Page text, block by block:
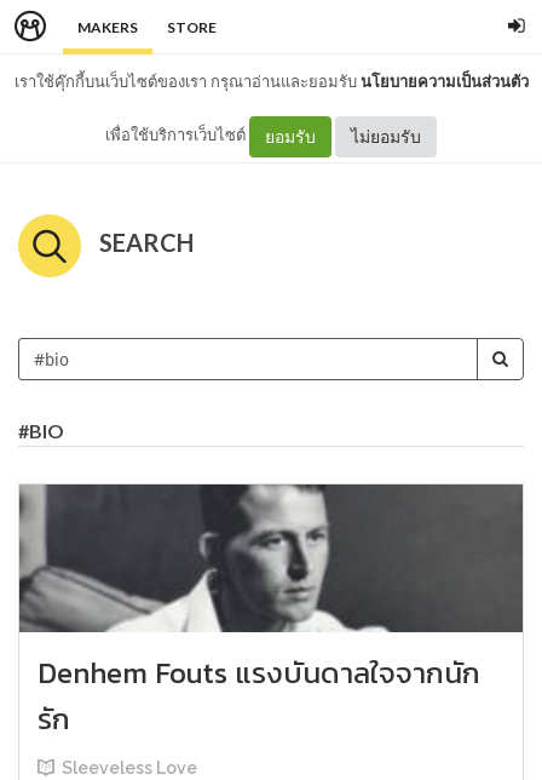
MAKERS STORE
เราใช้คุ๊กกี้บนเว็บไซต์ของเรา กรุณาอ่านและยอมรับนโยบายความเป็นส่วนตัว
เพื่อใช้บริการเว็บไซต์ ยอมรับ ไม่ยอมรับ
SEARCH
#BIO
Denhem Fouts แรงบันดาลใจจากนัก
รัก
Sleeveless Love